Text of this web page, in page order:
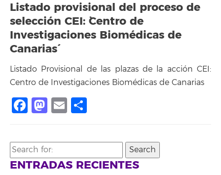
Listado provisional del proceso de
selección CEI: `Centro de
Investigaciones Biomédicas de
Canarias´
Listado Provisional de las plazas de la acción CEI:
Centro de Investigaciones Biomédicas de Canarias
Facebook
Mastodon
Email
Search
for:
ENTRADAS RECIENTES